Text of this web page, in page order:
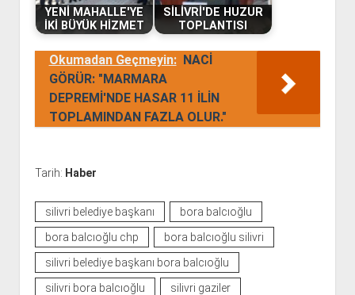
YENİ MAHALLE'YE
İKİ BÜYÜK HİZMET
SİLİVRİ'DE HUZUR
TOPLANTISI
Okumadan Geçmeyin: NACİ
GÖRÜR: "MARMARA
DEPREMİ'NDE HASAR 11 İLİN
TOPLAMINDAN FAZLA OLUR."
Tarih: Haber
silivri belediye başkanı
bora balcıoğlu
bora balcıoğlu chp
bora balcıoğlu silivri
silivri belediye başkanı bora balcıoğlu
silivri bora balcıoğlu
silivri gaziler